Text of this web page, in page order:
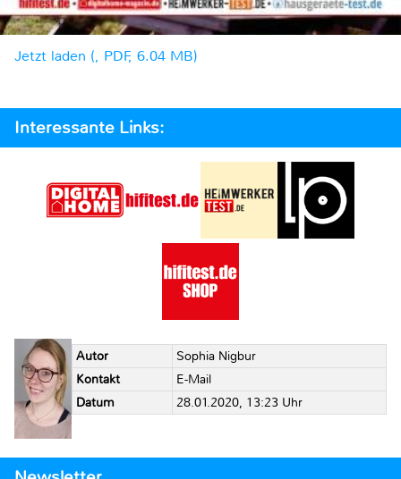
Jetzt laden (, PDF, 6.04 MB)
Interessante Links:
Autor
Sophia Nigbur
Kontakt
E-Mail
Datum
28.01.2020, 13:23 Uhr